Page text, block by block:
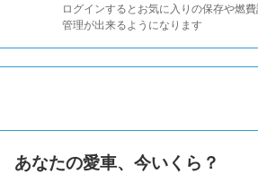
ログインするとお気に入りの保存や燃
管理が出来るようになります
あなたの愛車、今いくら？